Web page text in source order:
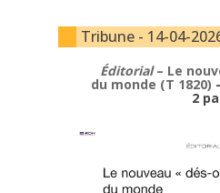
Tribune - 14-04-
Éditorial– Le
du monde (T 1820) -
2